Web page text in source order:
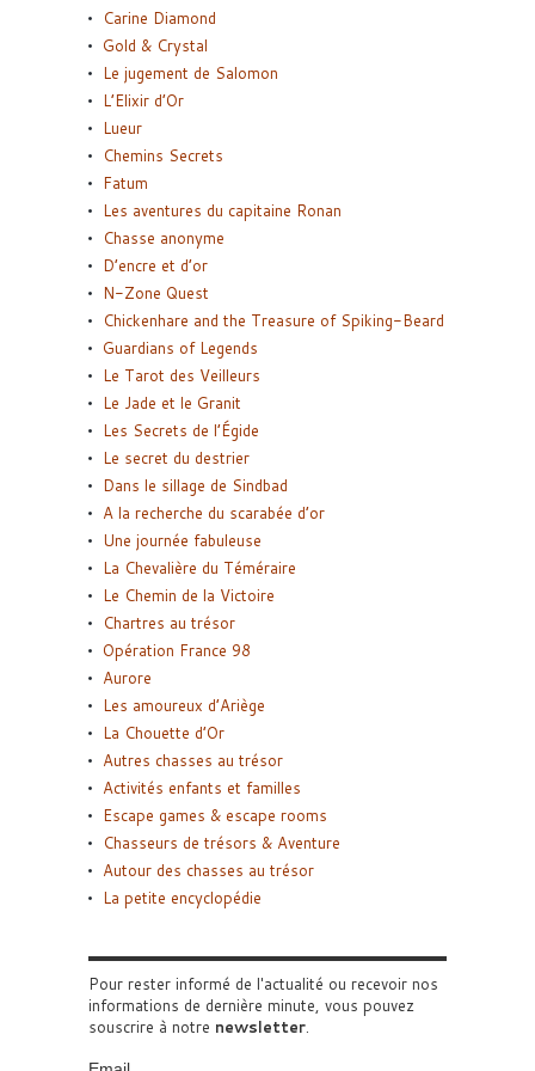
Carine Diamond
Gold & Crystal
Le jugement de Salomon
L’Elixir d’Or
Lueur
Chemins Secrets
Fatum
Les aventures du capitaine Ronan
Chasse anonyme
D’encre et d’or
N-Zone Quest
Chickenhare and the Treasure of Spiking-Beard
Guardians of Legends
Le Tarot des Veilleurs
Le Jade et le Granit
Les Secrets de l’Égide
Le secret du destrier
Dans le sillage de Sindbad
A la recherche du scarabée d’or
Une journée fabuleuse
La Chevalière du Téméraire
Le Chemin de la Victoire
Chartres au trésor
Opération France 98
Aurore
Les amoureux d’Ariège
La Chouette d’Or
Autres chasses au trésor
Activités enfants et familles
Escape games & escape rooms
Chasseurs de trésors & Aventure
Autour des chasses au trésor
La petite encyclopédie
Pour rester informé de l'actualité ou recevoir nos
informations de dernière minute, vous pouvez
souscrire à notre newsletter.